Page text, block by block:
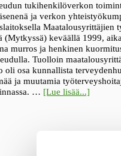
tukihenkilöverkon
ja verkon
Maatalousyrittäjien
(Mytkyssä) keväällä 1999,
murros ja henkinen
Tuolloin
oli osa kunnallista
ja muutamia
… [Lue lisää...]